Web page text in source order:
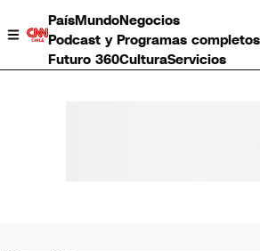
PaísMundoNegocios
Podcast y Programas completos
Futuro 360CulturaServicios